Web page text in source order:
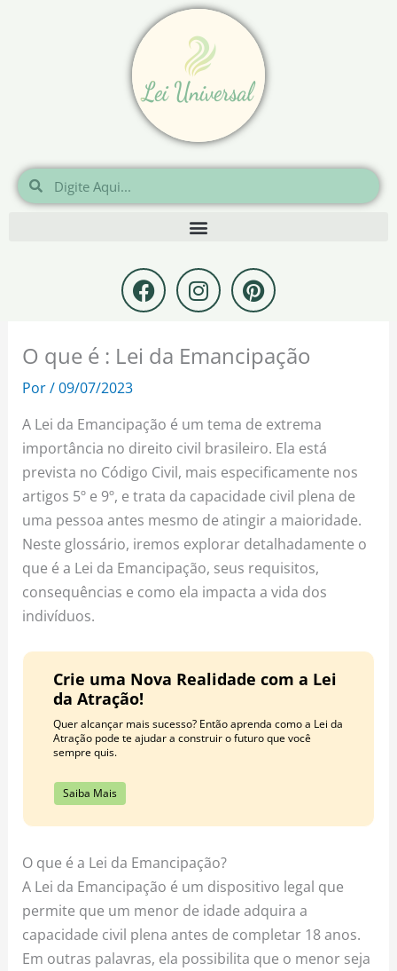
Pesquisar
Pesquisar
F
a
c
e
b
o
k
I
n
s
t
a
a
m
P
i
n
t
e
e
s
t
O que é : Lei da Emancipação
Por/09/07/2023
A Lei da Emancipação é um tema de extrema
importância no direito civil brasileiro. Ela está
prevista no Código Civil, mais especificamente nos
artigos 5º e 9º, e trata da capacidade civil plena de
uma pessoa antes mesmo de atingir a maioridade.
Neste glossário, iremos explorar detalhadamente o
que é a Lei da Emancipação, seus requisitos,
consequências e como ela impacta a vida dos
indivíduos.
Crie uma Nova Realidade com a Lei
da Atração!
Quer alcançar mais sucesso? Então aprenda como a Lei da
Atração pode te ajudar a construir o futuro que você
sempre quis.
Saiba Mais
O que é a Lei da Emancipação?
A Lei da Emancipação é um dispositivo legal que
permite que um menor de idade adquira a
capacidade civil plena antes de completar 18 anos.
Em outras palavras, ela possibilita que o menor seja